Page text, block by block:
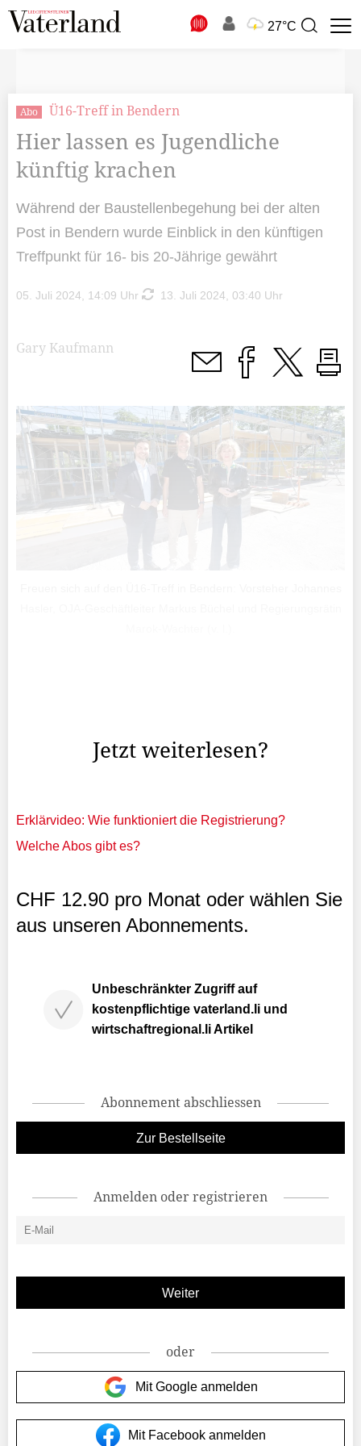
27°C
Suchbegriff
Abo Ü16-Treff in Bendern
Hier lassen es Jugendliche
künftig krachen
Während der Baustellenbegehung bei der alten
Post in Bendern wurde Einblick in den künftigen
Treffpunkt für 16- bis 20-Jährige gewährt
05. Juli 2024, 14:09 Uhr 13. Juli 2024, 03:40 Uhr
Gary Kaufmann
Jetzt weiterlesen?
Erklärvideo: Wie funktioniert die Registrierung?
Welche Abos gibt es?
CHF 12.90 pro Monat oder wählen Sie
aus unseren Abonnements.
Unbeschränkter Zugriff auf
kostenpflichtige vaterland.li und
wirtschaftregional.li Artikel
Abonnement abschliessen
Zur Bestellseite
Anmelden oder registrieren
oder
Mit Google anmelden
Mit Facebook anmelden